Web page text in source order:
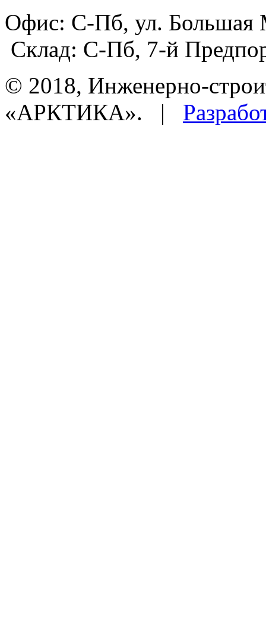
Офис: С-Пб, ул.
Склад: С-Пб, 7-й
© 2018, Инженерно-
«АРКТИКА». |